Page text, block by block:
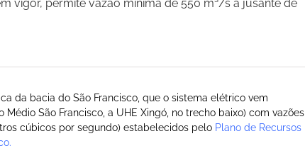
vigor, permite vazão mínima de 550 m³/s a jusante de
da bacia do São Francisco, que o sistema elétrico vem
São Francisco, a UHE Xingó, no trecho baixo) com vazões
cúbicos por segundo) estabelecidos pelo Plano de Recursos